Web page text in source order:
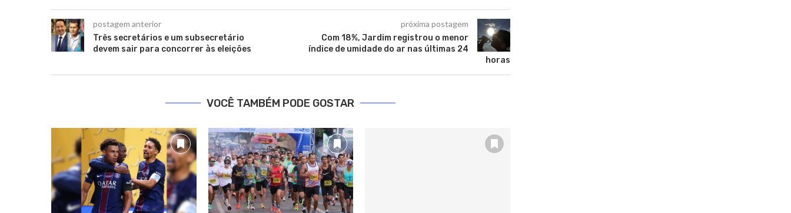
postagem anterior
Três secretários e um subsecretário
devem sair para concorrer às eleições
próxima postagem
Com 18%, Jardim registrou o menor
índice de umidade do ar nas últimas 24
horas
VOCÊ TAMBÉM PODE GOSTAR